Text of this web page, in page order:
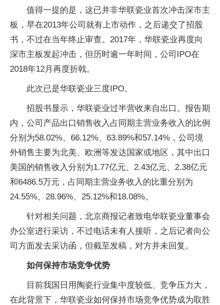
值得一提的是，这已并非华联瓷业首次冲击深市主
板，早在2013年公司就有上市动作，之后递交了招股
书，不过在当年终止审查。2017年，华联瓷业再度向
深市主板发起冲击，但历时逾一年时间，公司IPO在
2018年12月再度折戟。
此次已是华联瓷业三度IPO。
招股书显示，华联瓷业过半营收来自出口。报告期
内，公司产品出口销售收入占同期主营业务收入的比例
分别为58.02%、66.12%、63.89%和57.14%，公司境
外销售主要为北美、欧洲等发达国家或地区，其中出口
美国的销售收入分别为1.77亿元、2.43亿元、2.38亿元
和6486.5万元，占同期主营业务收入的比重分别为
24.55%、28.96%、25.12%和18.08%。
针对相关问题，北京商报记者致电华联瓷业董事会
办公室进行采访，不过电话未有人接听，之后记者向公
司方面发去采访函，但截至发稿，对方并未回复。
如何保持市场竞争优势
目前我国日用陶瓷行业集中度较低、竞争压力大，
在此背景下，华联瓷业如何保持市场竞争优势成为取胜